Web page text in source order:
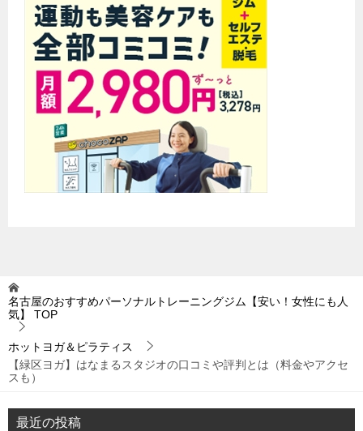
名古屋のおすすめパーソナルトレーニングジム【安い！女性にも人
気】
TOP
ホットヨガ＆ピラティス
【緑区ヨガ】はなまるスタジオの口コミや評判とは（料金やアクセ
スも）
最近の投稿